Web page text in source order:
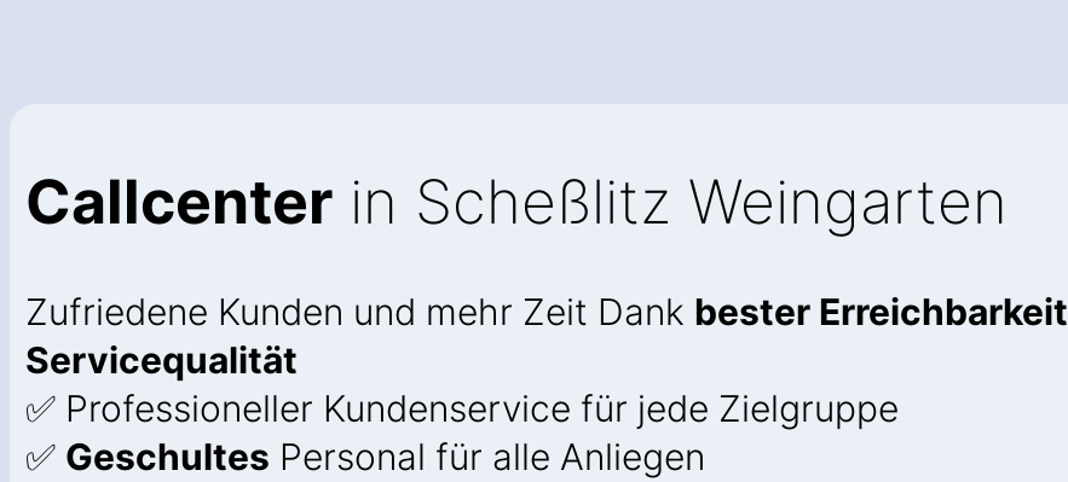
Callcenter in Scheßlitz Weingarten
Zufriedene Kunden und mehr Zeit Dank bester Erreichbarkeit
Servicequalität
✅ Professioneller Kundenservice für jede Zielgruppe
✅ Geschultes Personal für alle Anliegen